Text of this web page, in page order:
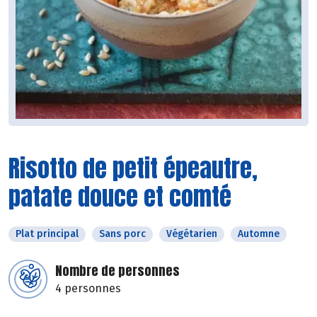
Risotto de petit épeautre,
patate douce et comté
Plat principal Sans porc Végétarien Automne
Nombre de personnes
4 personnes